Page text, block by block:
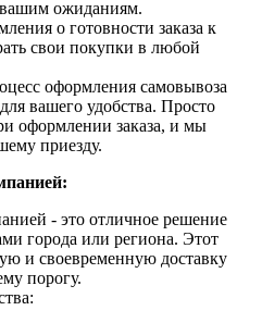
вашим ожиданиям.
о готовности заказа к
свои покупки в любой
оформления самовывоза
вашего удобства. Просто
оформлении заказа, и мы
приезду.
- это отличное решение
города или региона. Этот
и своевременную доставку
порогу.